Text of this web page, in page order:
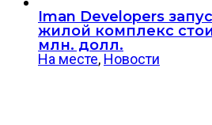
Iman Developers
жилой комплекс
млн. долл.
На месте, Новости